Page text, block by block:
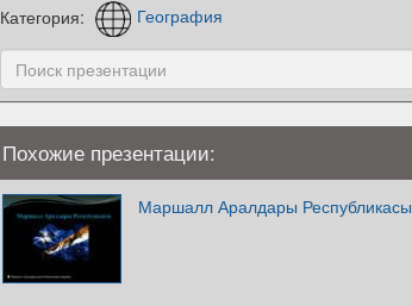
Категория: География
Похожие презентации:
Маршалл Аралдары Республикасы